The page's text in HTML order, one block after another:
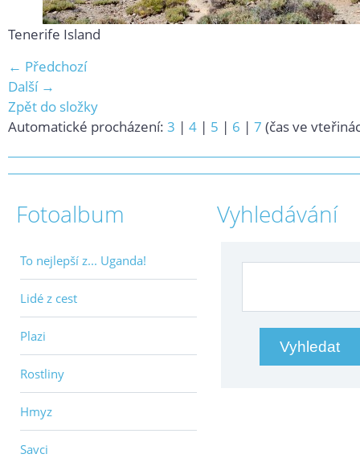
Tenerife Island
← Předchozí
Další →
Zpět do složky
Automatické procházení: 3 | 4 | 5 | 6 | 7 (čas ve
Fotoalbum
To nejlepší z... Uganda!
Lidé z cest
Plazi
Rostliny
Hmyz
Savci
Vyhledávání